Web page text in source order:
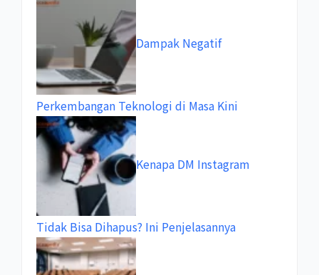
Dampak Negatif
Perkembangan Teknologi di Masa Kini
Kenapa DM Instagram
Tidak Bisa Dihapus? Ini Penjelasannya